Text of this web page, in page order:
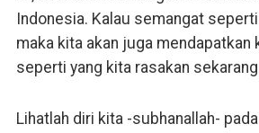
Indonesia. Kalau semangat
maka kita akan juga mendapatkan
seperti yang kita rasakan
Lihatlah diri kita -subhanallah-